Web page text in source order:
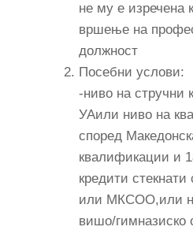
не му е изречена
вршење на
должност
Посебни услови:
-ниво на стручни
УАили ниво на
според
квалификации и
кредити
или МКСОО,или
вишо/гимназиско